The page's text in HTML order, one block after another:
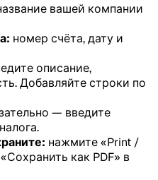
вашей компании
номер счёта, дату и
описание,
Добавляйте строки по
— введите
нажмите «Print /
как PDF» в